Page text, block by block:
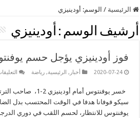
الرئيسية / الوسم: أودينيزي
أرشيف الوسم : أودينيزي
فوز أودينيزي يؤجل حسم
2020-07-24 أخبار , الرئيسية,رياضة
خسر يوفنتوس أمام
سيكو فوفانا هدفا في الوقت المحتسب بدل
يوفنتوس للانتظار، لحسم اللقب في دوري